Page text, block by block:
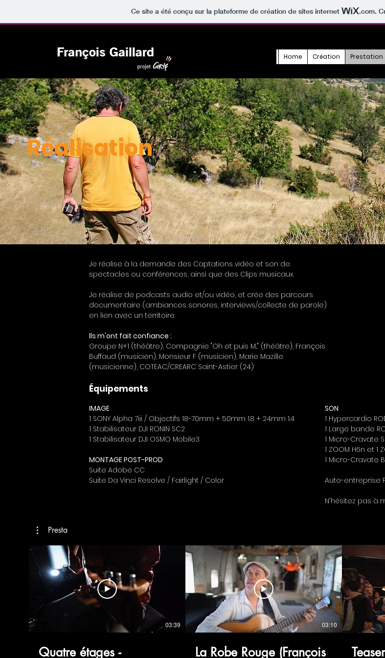
Ce site a été conçu sur la plateforme de création de sites internet .com.
Home Création Prestation
Réalisation
Je réalise à la demande des Captations vidéo et son de
spectacles ou conférences, ainsi que des Clips musicaux.
Je réalise de podcasts audio et/ou vidéo, et crée des parcours
documentaire (ambiances sonores, interviews/collecte de parole)
en lien avec un territoire.
Ils m'ont fait confiance :
Groupe N+1 (théâtre), Compagnie "Oh et puis M..." (théâtre), François
Buffaud (musicien), Monsieur F (musicien), Marie Mazille
(musicienne), COTEAC/CREARC Saint-Astier (24)
Équipements
IMAGE
1 SONY Alpha 7iii / Objectifs 18-70mm + 50mm 1.8 + 24mm 1.4
1 Stabilisateur DJI RONIN SC2
1 Stabilisateur DJI OSMO Mobile3
MONTAGE POST-PROD
Suite Adobe CC
Suite Da Vinci Resolve / Fairlight / Color
SON
1 Hypercardio
1 Large bande
1 Micro-Cravate
1 ZOOM H6n et 1
1 Micro-Cravate
Auto-entreprise
N'hésitez pas à
Presta
03:39
Quatre étages -
03:10
La Robe Rouge (François